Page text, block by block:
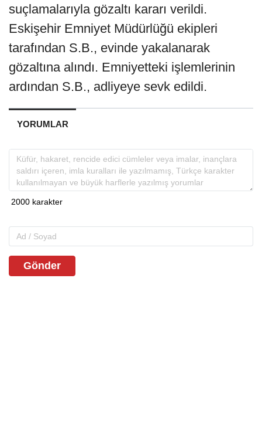
suçlamalarıyla gözaltı kararı verildi.
Eskişehir Emniyet Müdürlüğü ekipleri
tarafından S.B., evinde yakalanarak
gözaltına alındı. Emniyetteki işlemlerinin
ardından S.B., adliyeye sevk edildi.
YORUMLAR
Gönder